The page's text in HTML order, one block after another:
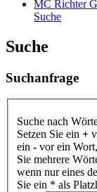
MC Richter
Suche
Suche
Suchanfrage
Suche nach
Setzen Sie ein +
ein - vor ein
Sie mehrere
wenn nur eines
Sie ein * als